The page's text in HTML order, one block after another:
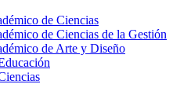
de Ciencias
de Ciencias de la Gestión
de Arte y Diseño